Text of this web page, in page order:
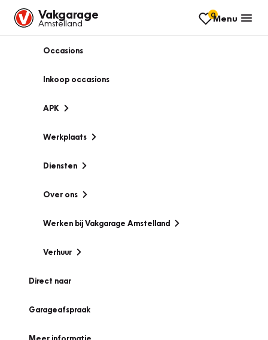
Vakgarage
Amstelland
0Menu
Occasions
Inkoop occasions
APK
Werkplaats
Diensten
Over ons
Werken bij Vakgarage Amstelland
Verhuur
Direct naar
Garageafspraak